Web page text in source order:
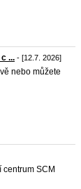
... - [12.7. 2026]
nebo můžete
centrum SCM